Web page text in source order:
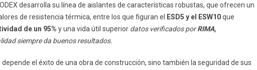
desarrolla su línea de aislantes de características robustas, que ofrecen un
de resistencia térmica, entre los que figuran el
ESD5 y el ESW10que
de un 95% y una vida útil superior datos verificados porRIMA,
siempre da buenos resultados.
el éxito de una obra de construcción, sino también la seguridad de sus